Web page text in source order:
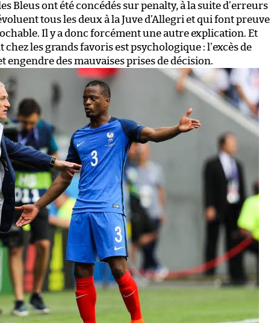
Bleus ont été concédés sur penalty, à la suite d’erreurs
tous les deux à la Juve d’Allegri et qui font preuve
Il y a donc forcément une autre explication. Et
les grands favoris est psychologique : l’excès de
engendre des mauvaises prises de décision.